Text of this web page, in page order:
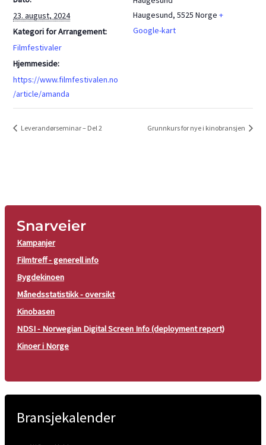
23. august, 2024
Kategori for Arrangement:
Filmfestivaler
Hjemmeside:
https://www.filmfestivalen.no
/article/amanda
Haugesund, 5525 Norge +
Google-kart
Leverandørseminar – Del 2 Grunnkurs for nye i kinobransjen
Snarveier
Kampanjer
Filmtreff - generell info
Bygdekinoen
Månedsstatistikk - oversikt
Kinobasen
NDSI - Norwegian Digital Screen Info (deployment report)
Kinoer i Norge
Bransjekalender